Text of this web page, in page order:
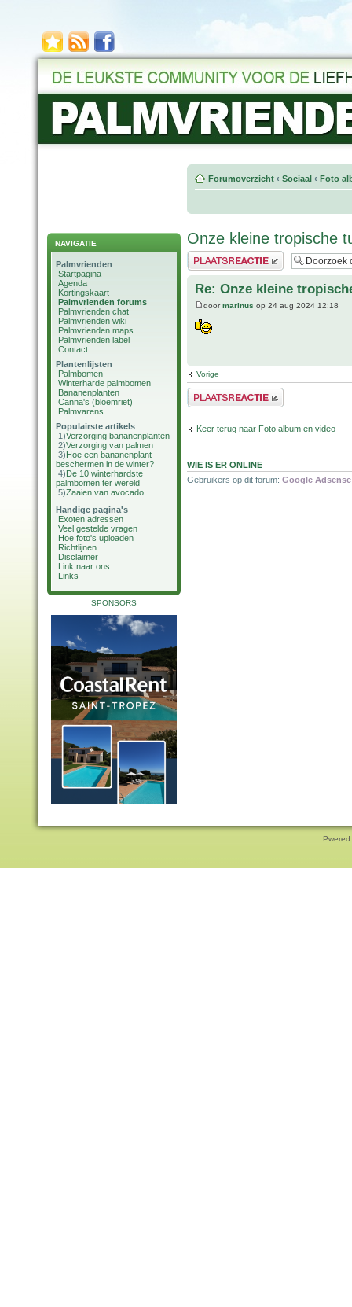
NAVIGATIE
Palmvrienden
Startpagina
Agenda
Kortingskaart
Palmvrienden forums
Palmvrienden chat
Palmvrienden wiki
Palmvrienden maps
Palmvrienden label
Contact
Plantenlijsten
Palmbomen
Winterharde palmbomen
Bananenplanten
Canna's (bloemriet)
Palmvarens
Populairste artikels
1)Verzorging bananenplanten
2)Verzorging van palmen
3)Hoe een bananenplant
beschermen in de winter?
4)De 10 winterhardste
palmbomen ter wereld
5)Zaaien van avocado
Handige pagina's
Exoten adressen
Veel gestelde vragen
Hoe foto's uploaden
Richtlijnen
Disclaimer
Link naar ons
Links
SPONSORS
Forumoverzicht ‹ Sociaal ‹ Foto
Onze kleine tropische
Plaats een reactie
Re: Onze kleine
doormarinus op 24 aug 2024 12:18
Vorige
Plaats een reactie
Keer terug naar Foto album en video
WIE IS ER ONLINE
Gebruikers op dit forum: Google